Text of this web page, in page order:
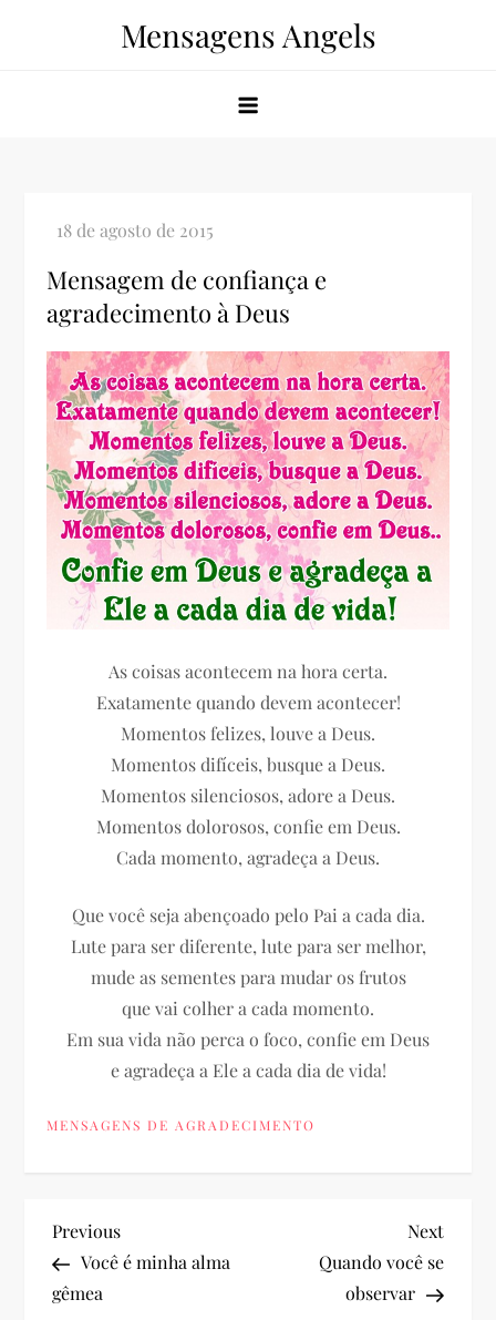
Mensagens Angels
Mensagem de confiança e
agradecimento à Deus
As coisas acontecem na hora certa.
Exatamente quando devem acontecer!
Momentos felizes, louve a Deus.
Momentos difíceis, busque a Deus.
Momentos silenciosos, adore a Deus.
Momentos dolorosos, confie em Deus.
Cada momento, agradeça a Deus.
Que você seja abençoado pelo Pai a cada dia.
Lute para ser diferente, lute para ser melhor,
mude as sementes para mudar os frutos
que vai colher a cada momento.
Em sua vida não perca o foco, confie em Deus
e agradeça a Ele a cada dia de vida!
MENSAGENS DE AGRADECIMENTO
N
a
Previous
Post
Previous
Você é minha alma
gêmea
Next
Post
Next
Quando você se
observar